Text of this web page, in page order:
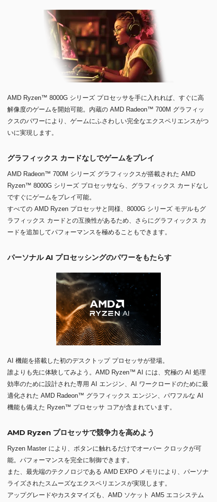
AMD Ryzen™ 8000G シリーズ プロセッサを手に入れれば、すぐに高
解像度のゲームを開始可能。内蔵の AMD Radeon™ 700M グラフィッ
クスのパワーにより、ゲームにふさわしい完全なエクスペリエンスがつ
いに実現します。
グラフィックス カードなしでゲームをプレイ
AMD Radeon™ 700M シリーズ グラフィックスが搭載された AMD
Ryzen™ 8000G シリーズ プロセッサなら、グラフィックス カードなし
ですぐにゲームをプレイ可能。
すべての AMD Ryzen プロセッサと同様、8000G シリーズ モデルもグ
ラフィックス カードとの互換性があるため、さらにグラフィックス カ
ードを追加してパフォーマンスを極めることもできます。
パーソナル AI プロセッシングのパワーをもたらす
AI 機能を搭載した初のデスクトップ プロセッサが登場。
誰よりも先に体験してみよう。AMD Ryzen™ AI には、究極の AI 処理
効率のために設計された専用 AI エンジン、AI ワークロードのために最
適化された AMD Radeon™ グラフィックス エンジン、パワフルな AI
機能も備えた Ryzen™ プロセッサ コアが含まれています。
AMD Ryzen プロセッサで競争力を高めよう
Ryzen Master により、ボタンに触れるだけでオーバー クロックが可
能。パフォーマンスを完全に制御できます。
また、最先端のテクノロジである AMD EXPO メモリにより、パーソナ
ライズされたスムーズなエクスペリエンスが実現します。
アップグレードやカスタマイズも、AMD ソケット AM5 エコシステム